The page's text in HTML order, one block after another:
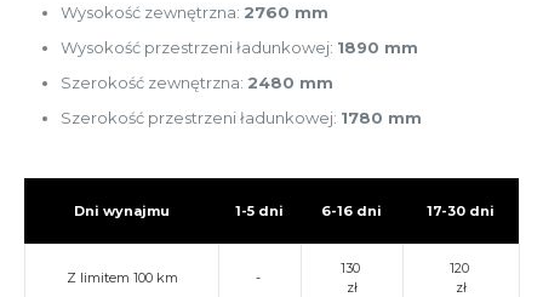
Wysokość zewnętrzna: 2760 mm
Wysokość przestrzeni ładunkowej: 1890 mm
Szerokość zewnętrzna: 2480 mm
Szerokość przestrzeni ładunkowej: 1780 mm
Dni wynajmu 1-5 dni 6-16 dni 17-30 dni
Z limitem 100 km -
130
zł
120
zł